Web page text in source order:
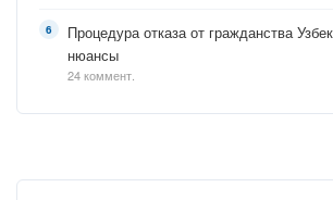
Процедура отказа от гражданства
нюансы
24 коммент.